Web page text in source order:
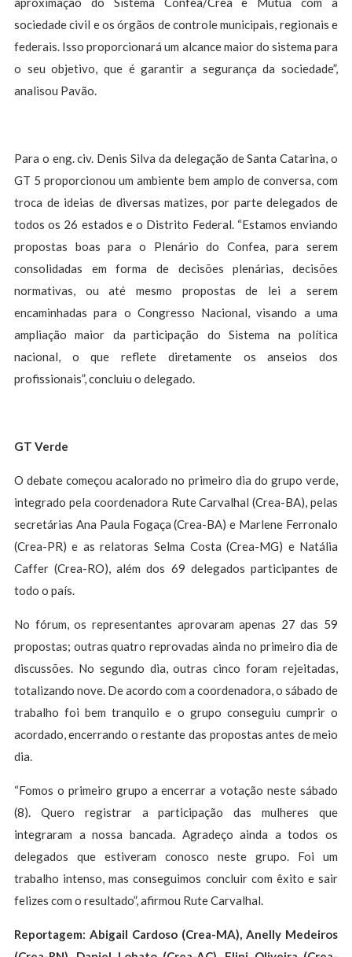
sociedade civil e os órgãos de controle municipais, regionais e
federais. Isso proporcionará um alcance maior do sistema para
o seu objetivo, que é garantir a segurança da sociedade”,
analisou Pavão.
Para o eng. civ. Denis Silva da delegação de Santa Catarina, o
GT 5 proporcionou um ambiente bem amplo de conversa, com
troca de ideias de diversas matizes, por parte delegados de
todos os 26 estados e o Distrito Federal. “Estamos enviando
propostas boas para o Plenário do Confea, para serem
consolidadas em forma de decisões plenárias, decisões
normativas, ou até mesmo propostas de lei a serem
encaminhadas para o Congresso Nacional, visando a uma
ampliação maior da participação do Sistema na política
nacional, o que reflete diretamente os anseios dos
profissionais”, concluiu o delegado.
GT Verde
O debate começou acalorado no primeiro dia do grupo verde,
integrado pela coordenadora Rute Carvalhal (Crea-BA), pelas
secretárias Ana Paula Fogaça (Crea-BA) e Marlene Ferronalo
(Crea-PR) e as relatoras Selma Costa (Crea-MG) e Natália
Caffer (Crea-RO), além dos 69 delegados participantes de
todo o país.
No fórum, os representantes aprovaram apenas 27 das 59
propostas; outras quatro reprovadas ainda no primeiro dia de
discussões. No segundo dia, outras cinco foram rejeitadas,
totalizando nove. De acordo com a coordenadora, o sábado de
trabalho foi bem tranquilo e o grupo conseguiu cumprir o
acordado, encerrando o restante das propostas antes de meio
dia.
“Fomos o primeiro grupo a encerrar a votação neste sábado
(8). Quero registrar a participação das mulheres que
integraram a nossa bancada. Agradeço ainda a todos os
delegados que estiveram conosco neste grupo. Foi um
trabalho intenso, mas conseguimos concluir com êxito e sair
felizes com o resultado”, afirmou Rute Carvalhal.
Reportagem: Abigail Cardoso (Crea-MA), Anelly Medeiros